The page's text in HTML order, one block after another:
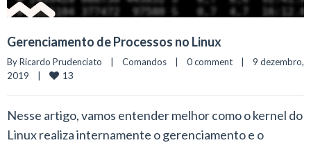
Gerenciamento de Processos no Linux
By Ricardo Prudenciato Comandos 0 comment
9 dezembro,
2019
13
Nesse artigo, vamos entender melhor como o kernel do
Linux realiza internamente o gerenciamento e o